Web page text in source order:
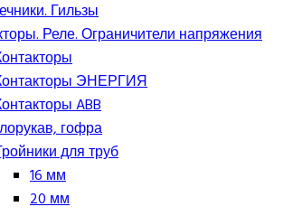
Гильзы
Реле. Ограничители напряжения
ЭНЕРГИЯ
ABB
гофра
для труб
16 мм
20 мм